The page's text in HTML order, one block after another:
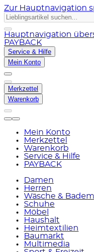
Zur Hauptnavigation
Hauptnavigation
PAYBACK
Service & Hilfe
Mein Konto
Merkzettel
Warenkorb
Mein Konto
Merkzettel
Warenkorb
Service & Hilfe
PAYBACK
Damen
Herren
Wäsche &
Schuhe
Möbel
Haushalt
Heimtextilien
Baumarkt
Multimedia